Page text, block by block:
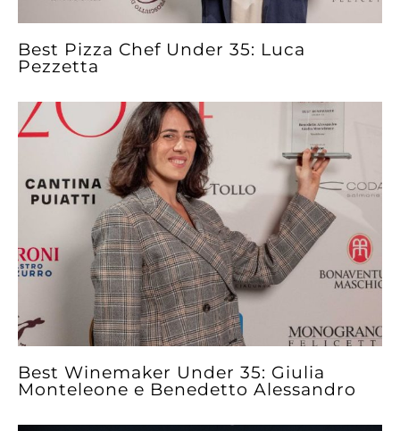
Best Pizza Chef Under 35: Luca
Pezzetta
Best Winemaker Under 35: Giulia
Monteleone e Benedetto Alessandro